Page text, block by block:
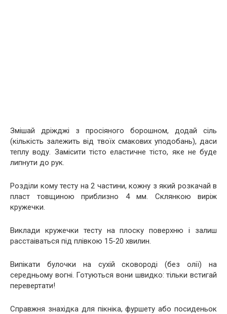
Змішай дріжджі з просіяного борошном, додай сіль
(кількість залежить від твоїх смакових уподобань), даси
теплу воду. Замісити тісто еластичне тісто, яке не буде
липнути до рук.
Розділи кому тесту на 2 частини, кожну з який розкачай в
пласт товщиною приблизно 4 мм. Склянкою виріж
кружечки.
Виклади кружечки тесту на плоску поверхню і залиш
расстаіваться під плівкою 15-20 хвилин.
Випікати булочки на сухій сковороді (без олії) на
середньому вогні. Готуються вони швидко: тільки встигай
перевертати!
Справжня знахідка для пікніка, фуршету або посиденьок